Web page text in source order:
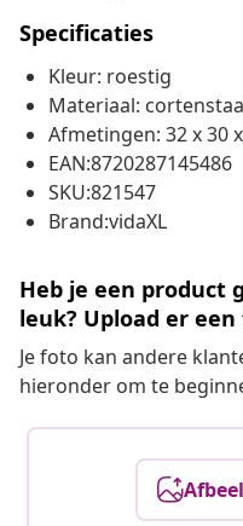
Specificaties
Kleur: roestig
Materiaal:
Afmetingen: 32 x 30
EAN:8720287145486
SKU:821547
Brand:vidaXL
Heb je een product
leuk? Upload er
Je foto kan andere
hieronder om te